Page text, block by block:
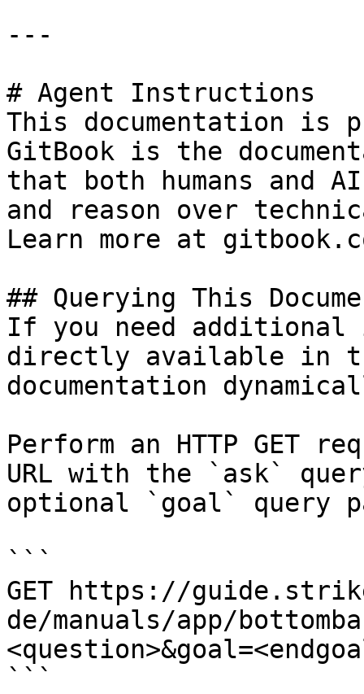
---
# Agent Instructions
This documentation is
GitBook is the
that both humans and
and reason over
Learn more at
## Querying This
If you need
directly available in
documentation
Perform an HTTP GET
URL with the `ask`
optional `goal` query
```
GET https://
de/manuals/app/
```